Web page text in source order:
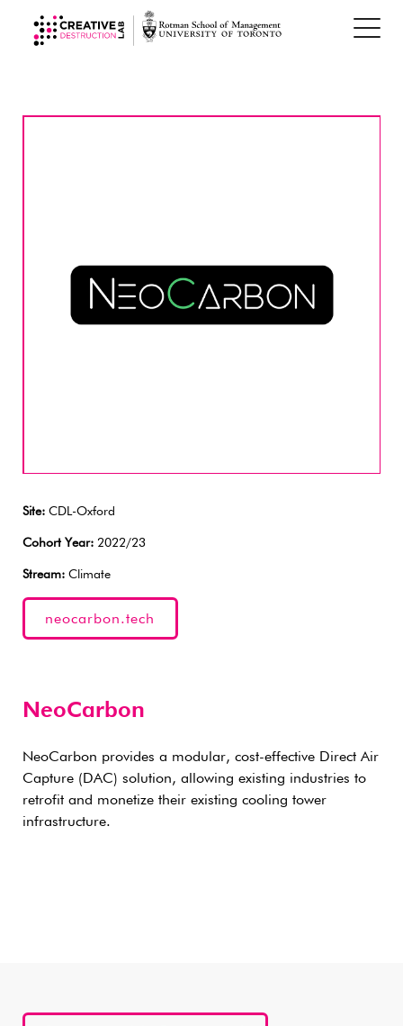
Site: CDL-Oxford
Cohort Year: 2022/23
Stream: Climate
neocarbon.tech
NeoCarbon
NeoCarbon provides a modular, cost-effective Direct Air
Capture (DAC) solution, allowing existing industries to
retrofit and monetize their existing cooling tower
infrastructure.